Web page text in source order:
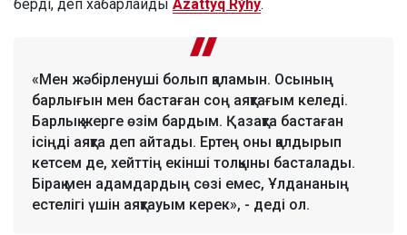
берді, деп хабарлайды Azattyq Rýhy.
«Мен жәбірленуші болып қаламын. Осының
барлығын мен бастаған соң аяқтағым келеді.
Барлық жерге өзім бардым. Қазақта бастаған
ісіңді аяқта деп айтады. Ертең оны қалдырып
кетсем де, хейттің екінші толқыны басталады.
Бірақ мен адамдардың сөзі емес, Ұлдананың
естелігі үшін аяқтауым керек», - деді ол.